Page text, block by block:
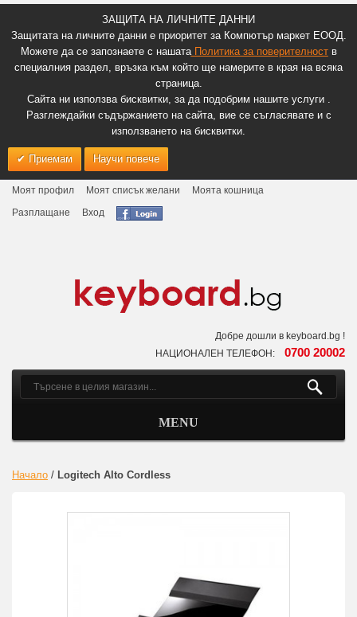
ЗАЩИТА НА ЛИЧНИТЕ ДАННИ
Защитата на личните данни е приоритет за Компютър маркет ЕООД.
Можете да се запознаете с нашатаПолитика за поверителноств
специалния раздел, връзка към който ще намерите в края на всяка
страница.
Сайта ни използва бисквитки, за да подобрим нашите услуги .
Разглеждайки съдържанието на сайта, вие се съгласявате и с
използването на бисквитки.
Приемам Научи повече
Моят профил Моят списък желани
Моята кошница
Разплащане
Вход
Добре дошли в keyboard.bg !
НАЦИОНАЛЕН ТЕЛЕФОН: 0700 20002
MENU
Начало / Logitech Alto Cordless